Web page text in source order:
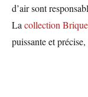
d’air sont
La collection
puissante et